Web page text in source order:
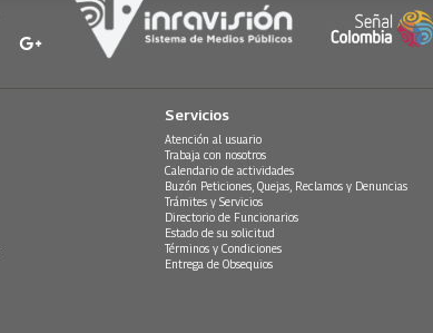
Servicios
Atención al usuario
Trabaja con nosotros
Calendario de actividades
Buzón Peticiones, Quejas, Reclamos y Denuncias
Trámites y Servicios
Directorio de Funcionarios
Estado de su solicitud
Términos y Condiciones
Entrega de Obsequios